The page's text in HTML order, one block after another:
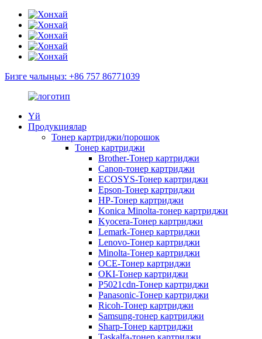
Бизге чалыңыз: +86 757 86771039
Үй
Продукциялар
Тонер картриджи/порошок
Тонер картриджи
Brother-Тонер картриджи
Canon-тонер картриджи
ECOSYS-Тонер картриджи
Epson-Тонер картриджи
HP-Тонер картриджи
Konica Minolta-тонер картриджи
Kyocera-Тонер картриджи
Lemark-Тонер картриджи
Lenovo-Тонер картриджи
Minolta-Тонер картриджи
OCE-Тонер картриджи
OKI-Тонер картриджи
P5021cdn-Тонер картриджи
Panasonic-Тонер картриджи
Ricoh-Тонер картриджи
Samsung-тонер картриджи
Sharp-Тонер картриджи
Taskalfa-тонер картриджи